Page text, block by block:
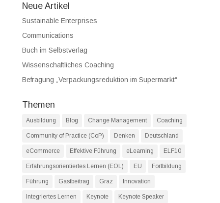
Neue Artikel
Sustainable Enterprises
Communications
Buch im Selbstverlag
Wissenschaftliches Coaching
Befragung „Verpackungsreduktion im Supermarkt“
Themen
Ausbildung Blog Change Management Coaching
Community of Practice (CoP) Denken Deutschland
eCommerce Effektive Führung eLearning ELF10
Erfahrungsorientiertes Lernen (EOL) EU Fortbildung
Führung Gastbeitrag Graz Innovation
Integriertes Lernen Keynote Keynote Speaker